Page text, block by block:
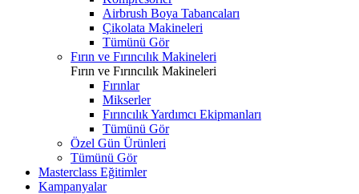
Airbrush Boya Tabancaları
Çikolata Makineleri
Tümünü Gör
Fırın ve Fırıncılık Makineleri
Fırın ve Fırıncılık Makineleri
Fırınlar
Mikserler
Fırıncılık Yardımcı Ekipmanları
Tümünü Gör
Özel Gün Ürünleri
Tümünü Gör
Masterclass Eğitimler
Kampanyalar